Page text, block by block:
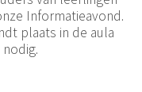
Informatieavond.
plaats in de aula